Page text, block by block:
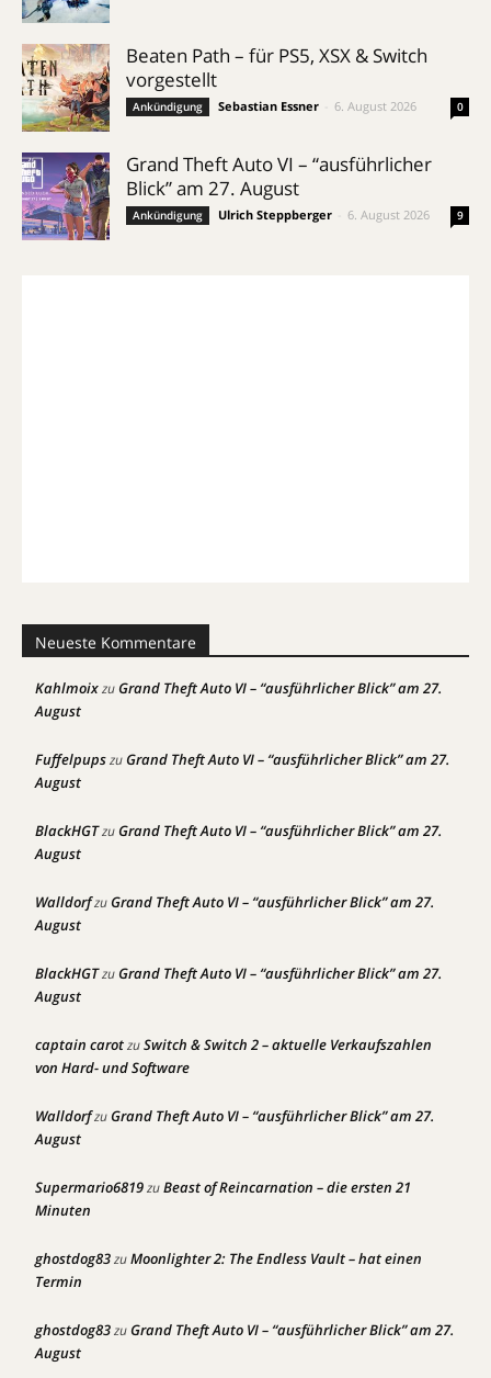
Beaten Path – für PS5, XSX & Switch
vorgestellt
Ankündigung Sebastian Essner 6. August 2026 0
Grand Theft Auto VI – “ausführlicher
Blick” am 27. August
Ankündigung Ulrich Steppberger 6. August 2026 9
Neueste Kommentare
KahlmoixzuGrand Theft Auto VI – “ausführlicher Blick” am 27.
August
FuffelpupszuGrand Theft Auto VI – “ausführlicher Blick” am 27.
August
BlackHGTzuGrand Theft Auto VI – “ausführlicher Blick” am 27.
August
WalldorfzuGrand Theft Auto VI – “ausführlicher Blick” am 27.
August
BlackHGTzuGrand Theft Auto VI – “ausführlicher Blick” am 27.
August
captain carotzuSwitch & Switch 2 – aktuelle Verkaufszahlen
von Hard- und Software
WalldorfzuGrand Theft Auto VI – “ausführlicher Blick” am 27.
August
Supermario6819zuBeast of Reincarnation – die ersten 21
Minuten
ghostdog83zuMoonlighter 2: The Endless Vault – hat einen
Termin
ghostdog83zuGrand Theft Auto VI – “ausführlicher Blick” am 27.
August